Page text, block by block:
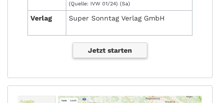
(Quelle: IVW 01/24) (Sa)
Verlag Super Sonntag Verlag GmbH
Jetzt starten